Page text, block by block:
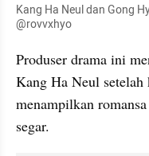
Kang Ha Neul dan Gong
@rovvxhyo
Produser drama ini
Kang Ha Neul
menampilkan
segar.